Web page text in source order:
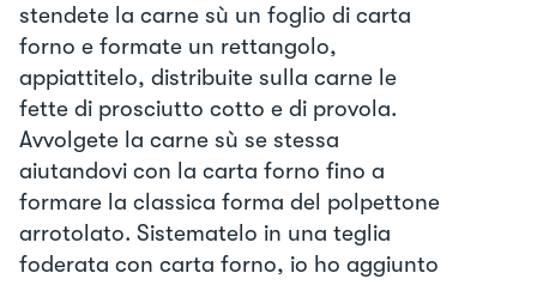
stendete la carne sù un foglio di carta
forno e formate un rettangolo,
appiattitelo, distribuite sulla carne le
fette di prosciutto cotto e di provola.
Avvolgete la carne sù se stessa
aiutandovi con la carta forno fino a
formare la classica forma del polpettone
arrotolato. Sistematelo in una teglia
foderata con carta forno, io ho aggiunto